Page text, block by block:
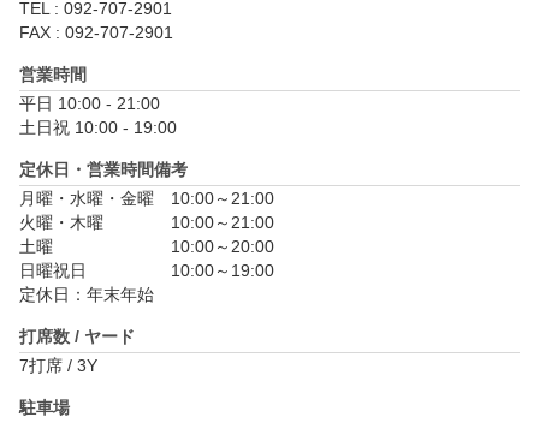
TEL : 092-707-2901
FAX : 092-707-2901
営業時間
平日 10:00 - 21:00
土日祝 10:00 - 19:00
定休日・営業時間備考
月曜・水曜・金曜　10:00～21:00
火曜・木曜　　　　10:00～21:00
土曜　　　　　　　10:00～20:00
日曜祝日　　　　　10:00～19:00
定休日：年末年始
打席数 / ヤード
7打席 / 3Y
駐車場